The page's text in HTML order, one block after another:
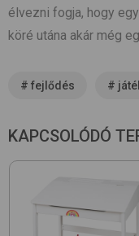
élvezni fogja, hogy
köré utána akár még
# fejlődés #
KAPCSOLÓDÓ